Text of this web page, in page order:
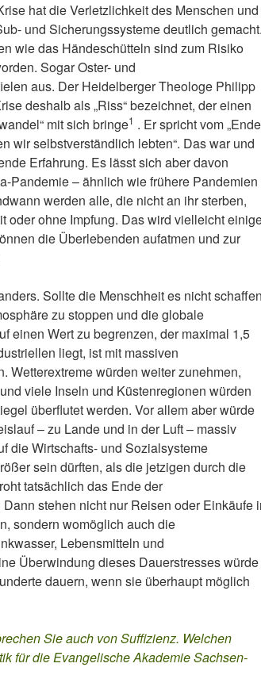
hat die Verletzlichkeit des Menschen und
und Sicherungssysteme deutlich gemacht.
wie das Händeschütteln sind zum Risiko
Sogar Oster- und
aus. Der Heidelberger Theologe Philipp
deshalb als „Riss“ bezeichnet, der einen
mit sich bringe1 . Er spricht vom „Ende
wir selbstverständlich lebten“. Das war und
Erfahrung. Es lässt sich aber davon
Pandemie – ähnlich wie frühere Pandemien
werden alle, die nicht an ihr sterben,
oder ohne Impfung. Das wird vielleicht
die Überlebenden aufatmen und zur
Sollte die Menschheit es nicht
zu stoppen und die globale
einen Wert zu begrenzen, der maximal 1,5
liegt, ist mit massiven
Wetterextreme würden weiter zunehmen,
viele Inseln und Küstenregionen würden
überflutet werden. Vor allem aber würde
– zu Lande und in der Luft – massiv
die Wirtschafts- und Sozialsysteme
sein dürften, als die jetzigen durch die
tatsächlich das Ende der
Dann stehen nicht nur Reisen oder Einkäufe
sondern womöglich auch die
Lebensmitteln und
Überwindung dieses Dauerstresses würde
dauern, wenn sie überhaupt möglich
Sie auch von Suffizienz. Welchen
für die Evangelische Akademie Sachsen-